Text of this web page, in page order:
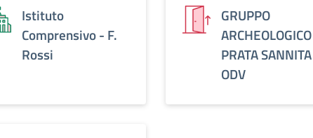
Istituto
Comprensivo - F.
Rossi
GRUPPO
ARCHEOLOGICO
PRATA SANNITA
ODV